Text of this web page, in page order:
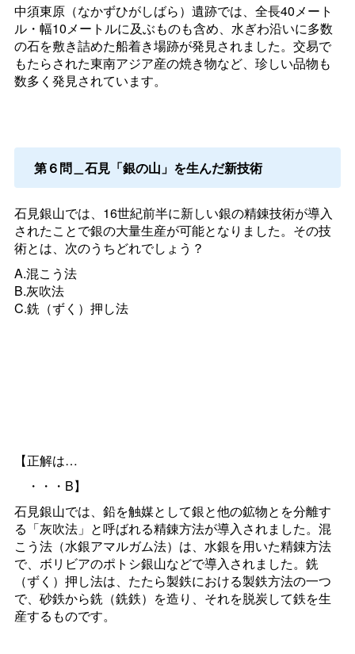
中須東原（なかずひがしばら）遺跡では、全長40メート
ル・幅10メートルに及ぶものも含め、水ぎわ沿いに多数
の石を敷き詰めた船着き場跡が発見されました。交易で
もたらされた東南アジア産の焼き物など、珍しい品物も
数多く発見されています。
第６問＿石見「銀の山」を生んだ新技術
石見銀山では、16世紀前半に新しい銀の精錬技術が導入
されたことで銀の大量生産が可能となりました。その技
術とは、次のうちどれでしょう？
A.混こう法
B.灰吹法
C.銑（ずく）押し法
【正解は…
・・・B】
石見銀山では、鉛を触媒として銀と他の鉱物とを分離す
る「灰吹法」と呼ばれる精錬方法が導入されました。混
こう法（水銀アマルガム法）は、水銀を用いた精錬方法
で、ボリビアのポトシ銀山などで導入されました。銑
（ずく）押し法は、たたら製鉄における製鉄方法の一つ
で、砂鉄から銑（銑鉄）を造り、それを脱炭して鉄を生
産するものです。